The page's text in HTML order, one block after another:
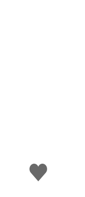
Me
gusta